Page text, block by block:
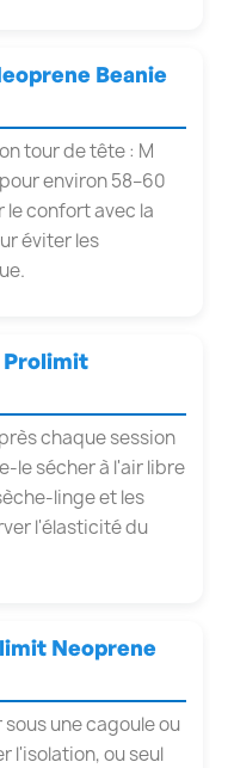
Beanie
tour de tête : M
environ 58–60
le confort avec la
éviter les
Prolimit
chaque session
le sécher à l'air libre
linge et les
l'élasticité du
Neoprene
une cagoule ou
l'isolation, ou seul